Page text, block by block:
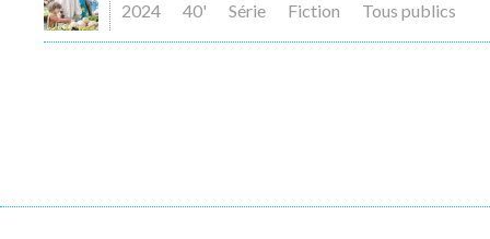
2024 40' Série Fiction Tous publics